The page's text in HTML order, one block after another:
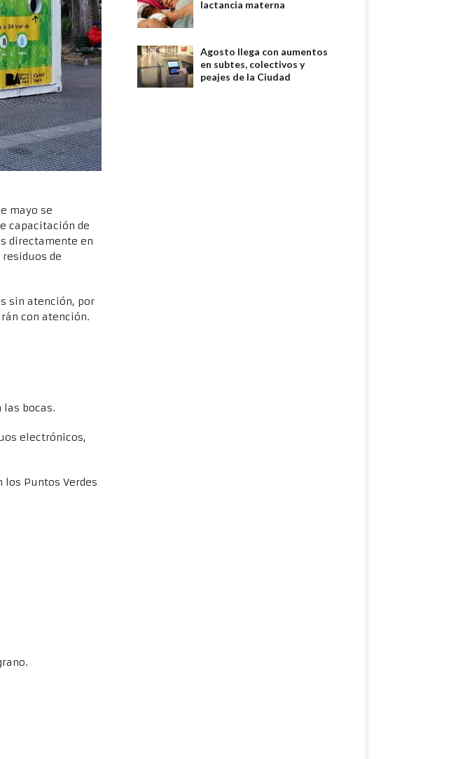
mayo se
capacitación de
directamente en
de
sin atención, por
con atención.
bocas.
electrónicos,
los Puntos Verdes
lactancia materna
Agosto llega con aumentos
en subtes, colectivos y
peajes de la Ciudad